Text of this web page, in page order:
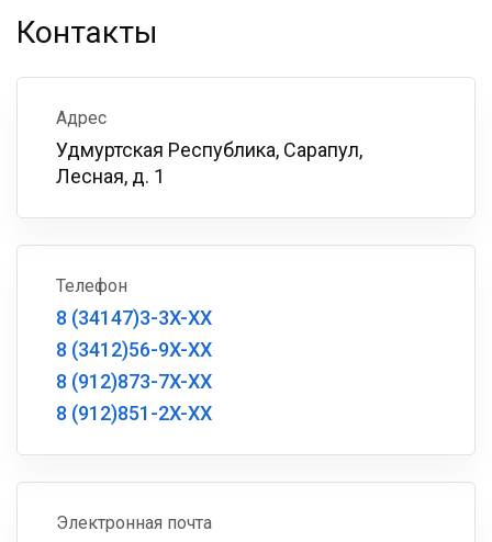
Контакты
Адрес
Удмуртская Республика, Сарапул,
Лесная, д. 1
Телефон
8 (34147)3-3X-XX
8 (3412)56-9X-XX
8 (912)873-7X-XX
8 (912)851-2X-XX
Электронная почта